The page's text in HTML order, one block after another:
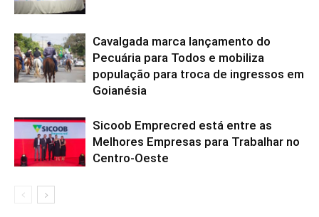
Cavalgada marca lançamento do
Pecuária para Todos e mobiliza
população para troca de ingressos em
Goianésia
Sicoob Emprecred está entre as
Melhores Empresas para Trabalhar no
Centro-Oeste